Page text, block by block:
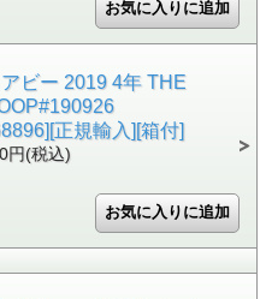
ビー 2019 4年 THE
正規輸入][箱付]
円(税込)